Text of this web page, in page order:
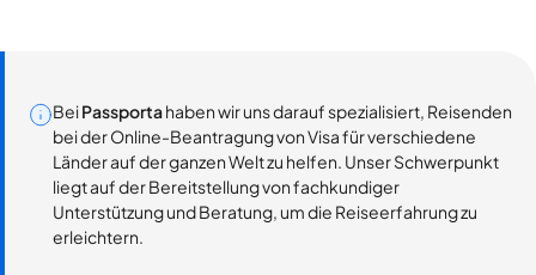
BeiPassportahaben wir uns darauf spezialisiert, Reisenden
bei der Online-Beantragung von Visa für verschiedene
Länder auf der ganzen Welt zu helfen. Unser Schwerpunkt
liegt auf der Bereitstellung von fachkundiger
Unterstützung und Beratung, um die Reiseerfahrung zu
erleichtern.